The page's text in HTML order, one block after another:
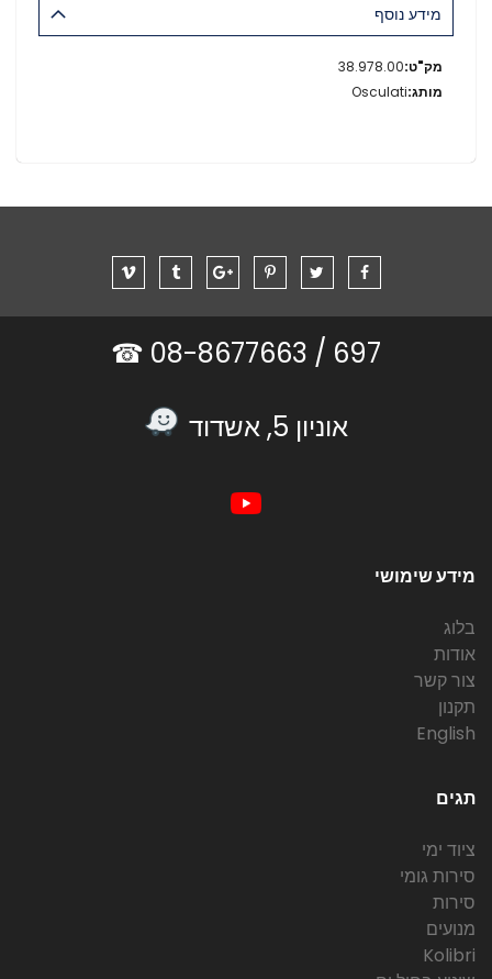
מידע נוסף
מידע
נוסף
38.978.00
Osculati
697 /
אוניון 5, אשדוד
מידע שימושי
בלוג
אודות
צור קשר
תקנון
English
תגים
ציוד ימי
סירות גומי
סירות
מנועים
Kolibri